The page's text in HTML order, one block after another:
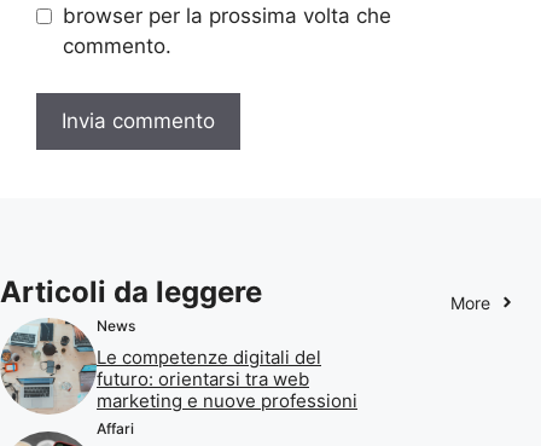
browser per la prossima volta che
commento.
Articoli da leggere More
News
Le competenze digitali del
futuro: orientarsi tra web
marketing e nuove professioni
Affari